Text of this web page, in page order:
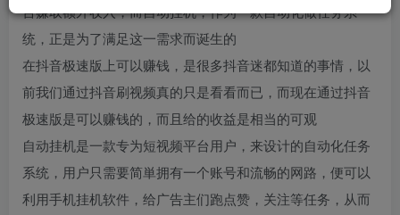
台赚取额外收入，而自动挂机，作为一款自动化做任务系
统，正是为了满足这一需求而诞生的
在抖音极速版上可以赚钱，是很多抖音迷都知道的事情，以
前我们通过抖音刷视频真的只是看看而已，而现在通过抖音
极速版是可以赚钱的，而且给的收益是相当的可观
自动挂机是一款专为短视频平台用户，来设计的自动化任务
系统，用户只需要简単拥有一个账号和流畅的网路，便可以
利用手机挂机软件，给广告主们跑点赞，关注等任务，从而